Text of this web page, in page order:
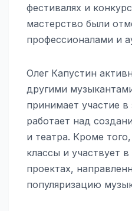
фестивалях и
мастерство были
профессионалами и
Олег Капустин
другими
принимает участие
работает над
и театра. Кроме
классы и участвует
проектах,
популяризацию